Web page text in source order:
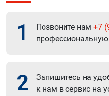
1 Позвоните нам +7
2
Запишитесь на
к нам в сервис на